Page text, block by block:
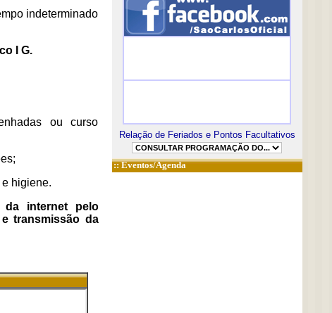
indeterminado
I G.
ou curso
higiene.
internet pelo
transmissão da
Relação de Feriados e Pontos Facultativos
::Eventos/Agenda